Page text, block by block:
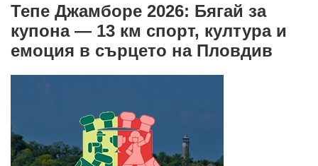
Тепе Джамборе 2026: Бягай за
купона — 13 км спорт, култура и
емоция в сърцето на Пловдив